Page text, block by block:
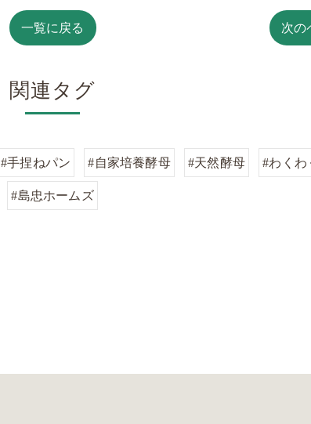
一覧に戻る 次の
関連タグ
#手捏ねパン #自家培養酵母 #天然酵母 #わくわ
#島忠ホームズ